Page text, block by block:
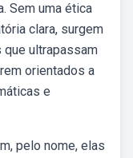
Sem uma ética
clara, surgem
ultrapassam
orientados a
e
pelo nome, elas